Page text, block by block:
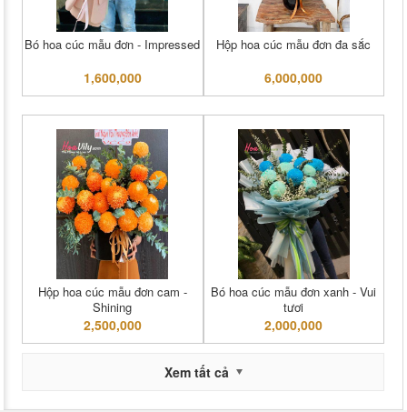
Bó hoa cúc mẫu đơn - Impressed
1,600,000
Hộp hoa cúc mẫu đơn đa sắc
6,000,000
Hộp hoa cúc mẫu đơn cam -
Shining
2,500,000
Bó hoa cúc mẫu đơn xanh - Vui
tươi
2,000,000
Xem tất cả